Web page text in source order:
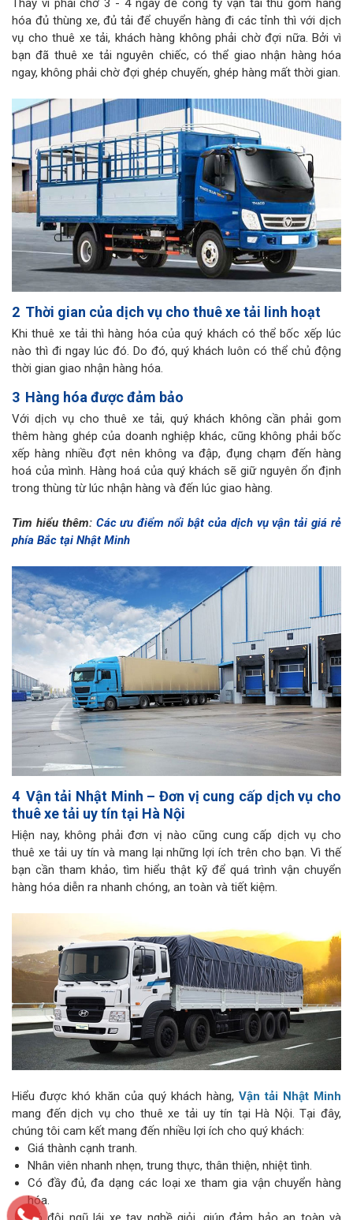
Thay vì phải chờ 3 - 4 ngày để công ty vận tải thu gom hàng
hóa đủ thùng xe, đủ tải để chuyển hàng đi các tỉnh thì với dịch
vụ cho thuê xe tải, khách hàng không phải chờ đợi nữa. Bởi vì
bạn đã thuê xe tải nguyên chiếc, có thể giao nhận hàng hóa
ngay, không phải chờ đợi ghép chuyến, ghép hàng mất thời gian.
2 Thời gian của dịch vụ cho thuê xe tải linh hoạt
Khi thuê xe tải thì hàng hóa của quý khách có thể bốc xếp lúc
nào thì đi ngay lúc đó. Do đó, quý khách luôn có thể chủ động
thời gian giao nhận hàng hóa.
3 Hàng hóa được đảm bảo
Với dịch vụ cho thuê xe tải, quý khách không cần phải gom
thêm hàng ghép của doanh nghiệp khác, cũng không phải bốc
xếp hàng nhiều đợt nên không va đập, đụng chạm đến hàng
hoá của mình. Hàng hoá của quý khách sẽ giữ nguyên ổn định
trong thùng từ lúc nhận hàng và đến lúc giao hàng.
Tìm hiểu thêm: Các ưu điểm nổi bật của dịch vụ vận tải giá rẻ
phía Bắc tại Nhật Minh
4 Vận tải Nhật Minh – Đơn vị cung cấp dịch vụ cho
thuê xe tải uy tín tại Hà Nội
Hiện nay, không phải đơn vị nào cũng cung cấp dịch vụ cho
thuê xe tải uy tín và mang lại những lợi ích trên cho bạn. Vì thế
bạn cần tham khảo, tìm hiểu thật kỹ để quá trình vận chuyển
hàng hóa diễn ra nhanh chóng, an toàn và tiết kiệm.
Hiểu được khó khăn của quý khách hàng, Vận tải Nhật Minh
mang đến dịch vụ cho thuê xe tải uy tín tại Hà Nội. Tại đây,
chúng tôi cam kết mang đến nhiều lợi ích cho quý khách:
Giá thành cạnh tranh.
Nhân viên nhanh nhẹn, trung thực, thân thiện, nhiệt tình.
Có đầy đủ, đa dạng các loại xe tham gia vận chuyển hàng
hóa.